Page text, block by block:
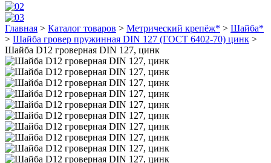
Главная > Каталог товаров > Метрический крепёж* > Шайба*
> Шайба гровер пружинная DIN 127 (ГОСТ 6402-70) цинк >
Шайба D12 гроверная DIN 127, цинк